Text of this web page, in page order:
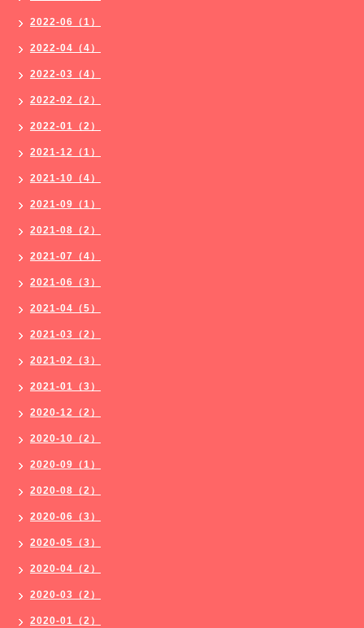
2022-06（1）
2022-04（4）
2022-03（4）
2022-02（2）
2022-01（2）
2021-12（1）
2021-10（4）
2021-09（1）
2021-08（2）
2021-07（4）
2021-06（3）
2021-04（5）
2021-03（2）
2021-02（3）
2021-01（3）
2020-12（2）
2020-10（2）
2020-09（1）
2020-08（2）
2020-06（3）
2020-05（3）
2020-04（2）
2020-03（2）
2020-01（2）